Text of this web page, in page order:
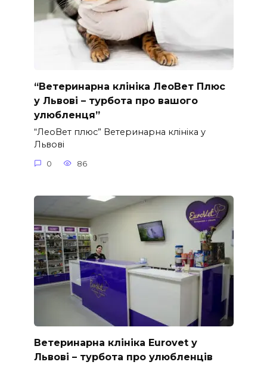
“Ветеринарна клініка ЛеоВет Плюс
у Львові – турбота про вашого
улюбленця”
“ЛеоВет плюс” Ветеринарна клініка у
Львові
0 86
Ветеринарна клініка Eurovet у
Львові – турбота про улюбленців